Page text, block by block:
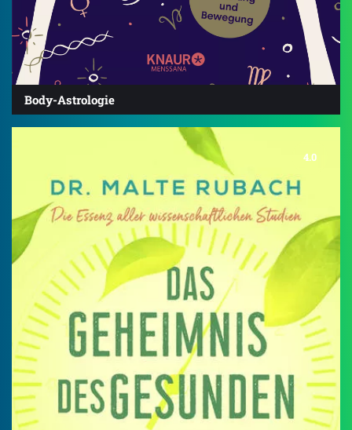
Body-Astrologie
4.0